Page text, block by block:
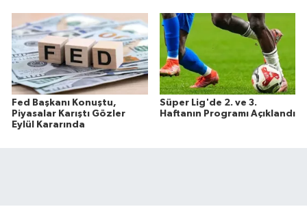
Fed Başkanı Konuştu,
Piyasalar Karıştı Gözler
Eylül Kararında
Süper Lig'de 2. ve 3.
Haftanın Programı Açıklandı